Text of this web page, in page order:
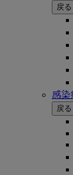
戻る
感染
戻る